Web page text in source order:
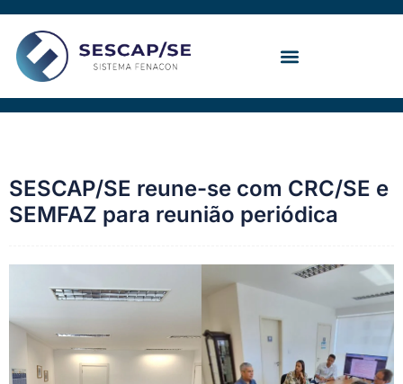
conteúdo
SESCAP/SE reune-se com CRC/SE e
SEMFAZ para reunião periódica